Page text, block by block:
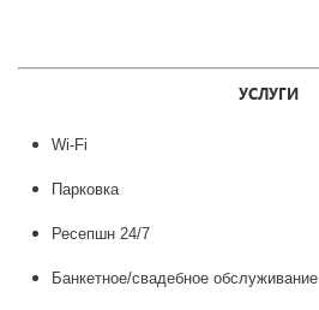
УСЛУГИ
Wi-Fi
Парковка
Ресепшн 24/7
Банкетное/свадебное обслуживание